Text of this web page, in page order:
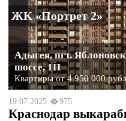
ЖК «Портрет 2»
Адыгея, пгт.
шоссе, 1П
Квартиры от 4 950 000
19.07.2025 975
Краснодар